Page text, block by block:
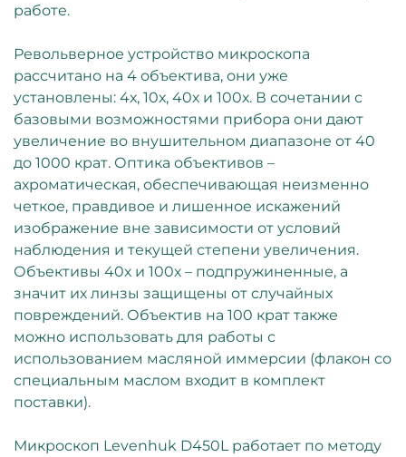
работе.
Револьверное устройство микроскопа
рассчитано на 4 объектива, они уже
установлены: 4х, 10х, 40х и 100х. В сочетании с
базовыми возможностями прибора они дают
увеличение во внушительном диапазоне от 40
до 1000 крат. Оптика объективов –
ахроматическая, обеспечивающая неизменно
четкое, правдивое и лишенное искажений
изображение вне зависимости от условий
наблюдения и текущей степени увеличения.
Объективы 40х и 100х – подпружиненные, а
значит их линзы защищены от случайных
повреждений. Объектив на 100 крат также
можно использовать для работы с
использованием масляной иммерсии (флакон со
специальным маслом входит в комплект
поставки).
Микроскоп Levenhuk D450L работает по методу